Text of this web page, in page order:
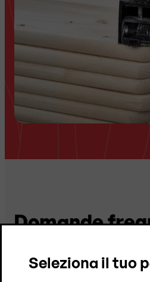
Domande
Seleziona il tuo